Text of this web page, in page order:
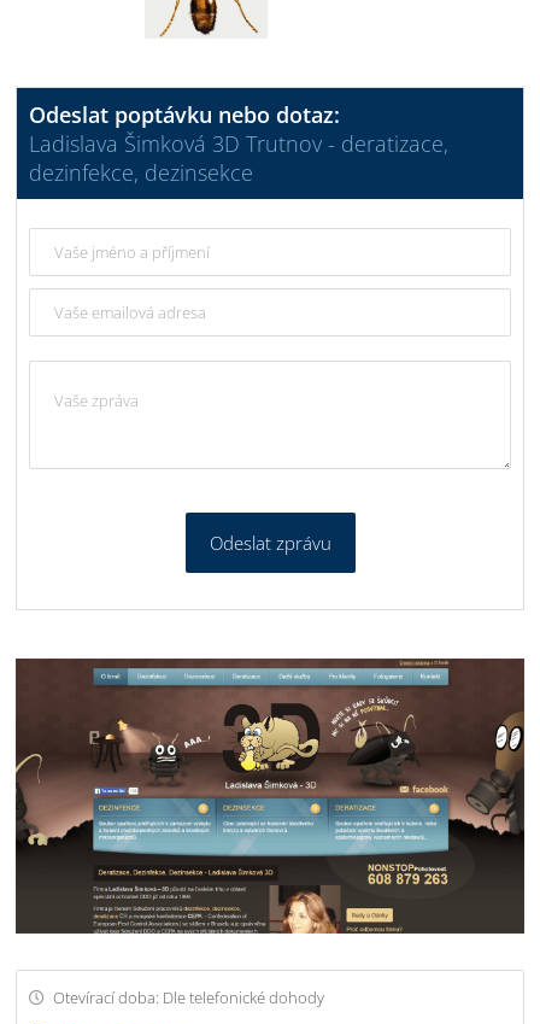
Odeslat poptávku nebo dotaz:
Ladislava Šimková 3D Trutnov - deratizace,
dezinfekce, dezinsekce
Odeslat zprávu
Otevírací doba: Dle telefonické dohody